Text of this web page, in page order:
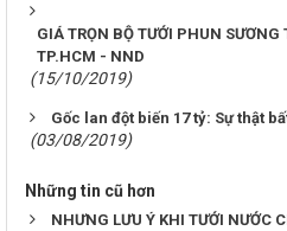
GIÁ TRỌN BỘ TƯỚI PHUN
TP.HCM - NND
(15/10/2019)
Gốc lan đột biến 17 tỷ: Sự thật
(03/08/2019)
Những tin cũ hơn
NHƯNG LƯU Ý KHI TƯỚI NƯỚC